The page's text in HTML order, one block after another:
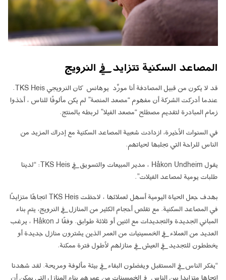
المصاعد السكنية تتزايد في النرويج
قد لا يكون من قبيل المصادفة أنا مورِّد يوهانس كان النرويجي TKS Heis.
عندما أدركت الشركة أن مفهوم “مصعد المنصة” لم يكن مألوفًا للناس ، أخذوا
زمام المبادرة لتقديم مصطلح “مصعد الفيلا” لربطه بالمنتج.
في السنوات الأخيرة، ازدادت شعبية المصاعد السكنية مع إدراك المزيد من
الناس للراحة التي تجلبها لحياتهم.
يقول Håkon Undheim ، مدير المبيعات والتسويق في TKS Heis: “لدينا
طلبات يومية لمصاعد الفيلات”.
بهدف جعل الحياة اليومية أسهل لعملائها ، لاحظت TKS Heis اتجاهًا متزايدًا
في المصاعد السكنية. مع تقلص أحجام الكثير من المنازل في النرويج، يتم بناء
المباني الجديدة والتجديدات مع اثنين أو ثلاثة طوابق. وفقًا لـ Håkon ، يرغب
العديد من العملاء في الخمسينيات من العمر الذين يشترون منازل جديدة أو
يخططون للتجديد في العيش في منازلهم لأطول فترة ممكنة.
“يفكر الناس في المستقبل ويفضلون البقاء في بيئة مألوفة ومريحة. لقد شهدنا
اتجاها متزايدا بين الناس في الخمسينات من عمرهم بناء المنازل التي يمكن أن